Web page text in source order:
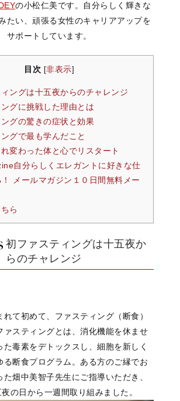
の小松仁美です。自分らしく輝きな
たい、頑張る女性のキャリアアップを
サポートしています。
目次 非表示
ングは十五夜からのチャレンジ
グに挑戦した理由とは
グの驚きの症状と効果
グで最も学んだこと
変わった体と心でリスタート
自分らしくエレガントに好きな仕
メールマガジン１０日間無料メー
ら
初ファスティングは十五夜か
らのチャレンジ
て初めて、 ファスティング（断食）
ァスティングとは、 消化機能を休ませ
毒素をデトックスし、 細胞を新しく
る断食プログラム。 ある方のご縁でお
た畑中美智子先生にご指導いただき、
の日から一週間取り組みました。